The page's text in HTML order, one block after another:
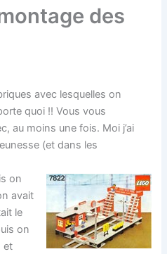
des
avec lesquelles on
quoi !! Vous vous
au moins une fois. Moi j’ai
(et dans les
on
avait
le
on
et